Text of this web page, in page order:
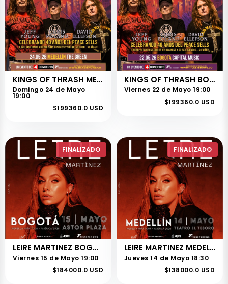
KINGS OF THRASH MEDELLIN
Domingo 24 de Mayo
19:00
$199360.0 USD
KINGS OF THRASH BOGOTÁ
Viernes 22 de Mayo 19:00
$199360.0 USD
FINALIZADO
LEIRE MARTINEZ BOGOTÁ
Viernes 15 de Mayo 19:00
$184000.0 USD
FINALIZADO
LEIRE MARTINEZ MEDELLIN
Jueves 14 de Mayo 18:30
$138000.0 USD